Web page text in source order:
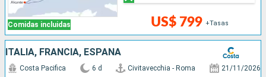
Comidas incluidas US$ 799 +Tasas
ITALIA, FRANCIA, ESPAÑA
Costa Pacifica 6 d Civitavecchia - Roma 21/11/2026